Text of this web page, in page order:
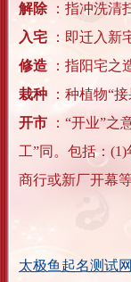
解除 ：指冲洗清
入宅
：即迁入新
修造
：指阳宅之
栽种
：种植物“
开市
：“开业”之
工”同。包括：
商行或新厂开幕
太极鱼起名测试网